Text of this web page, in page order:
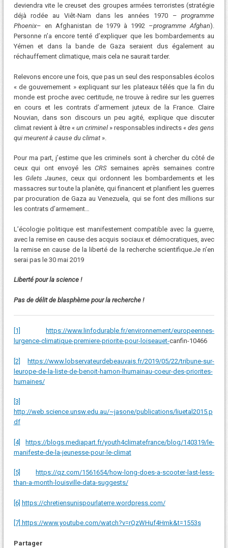
deviendra vite le creuset des groupes armées terroristes (stratégie
déjà rodée au Viêt-Nam dans les années 1970 –programme
Phoenix– en Afghanistan de 1979 à 1992 –programme Afghan).
Personne n’a encore tenté d’expliquer que les bombardements au
Yémen et dans la bande de Gaza seraient dus également au
réchauffement climatique, mais cela ne saurait tarder.
Relevons encore une fois, que pas un seul des responsables écolos
« de gouvernement » expliquant sur les plateaux télés que la fin du
monde est proche avec certitude, ne trouve à redire sur les guerres
en cours et les contrats d’armement juteux de la France. Claire
Nouvian, dans son discours un peu agité, explique que discuter
climat revient à être « un criminel » responsables indirects «des gens
qui meurent à cause du climat ».
Pour ma part, j’estime que les criminels sont à chercher du côté de
ceux qui ont envoyé lesCRS semaines après semaines contre
les Gilets Jaunes, ceux qui ordonnent les bombardements et les
massacres sur toute la planète, qui financent et planifient les guerres
par procuration de Gaza au Venezuela, qui se font des millions sur
les contrats d’armement…
L’écologie politique est manifestement compatible avec la guerre,
avec la remise en cause des acquis sociaux et démocratiques, avec
la remise en cause de la liberté de la recherche scientifique.Je n’en
serai pas le 30 mai 2019
Liberté pour la science !
Pas de délit de blasphème pour la recherche !
[1]
https://www.linfodurable.fr/environnement/europeennes-
lurgence-climatique-premiere-priorite-pour-loiseauet-canfin-10466
[2]
https://www.lobservateurdebeauvais.fr/2019/05/22/tribune-sur-
leurope-de-la-liste-de-benoit-hamon-lhumainau-coeur-des-priorites-
humaines/
[3]
http://web.science.unsw.edu.au/~jasone/publications/liuetal2015.p
df
[4]
https://blogs.mediapart.fr/youth4climatefrance/blog/140319/le-
manifeste-de-la-jeunesse-pour-le-climat
[5]
https://qz.com/1561654/how-long-does-a-scooter-last-less-
than-a-month-louisville-data-suggests/
[6] https://chretiensunispourlaterre.wordpress.com/
[7] https://www.youtube.com/watch?v=rQzWHuf4Hmk&t=1553s
Partager